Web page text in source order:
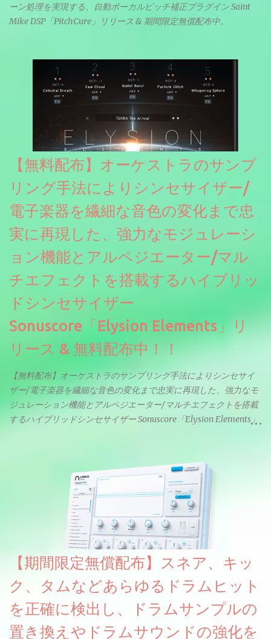
ーン処理を実現する、自動ボーカルピッチ補正プラグイン Saint
Mike DSP「PitchCure」リリース & 期間限定無償配布中。
【無料配布】オーケストラのサンプ
リング手法によりシンセサイザー/
電子楽器を繊細な音色の変化まで忠
実に再現した、強力なモジュレーシ
ョン機能とアルペジエーター/マル
チエフェクトを搭載するハイブリッ
ドシンセサイザー
Sonuscore「Elysion Elements」リ
リース & 無料配布中！！
【無料配布】オーケストラのサンプリング手法によりシンセサイ
ザー/電子楽器を繊細な音色の変化まで忠実に再現した、強力なモ
ジュレーション機能とアルペジエーター/マルチエフェクトを搭載
するハイブリッドシンセサイザー Sonuscore「Elysion Elements」
えるようになっています。総容量も7GBを超えます。複数の設定に
より音色が作りこまれているため、あらかじめアルペジオがプロ
グラムされているプリセットも多いですが、アルペジオを切るこ
とももちろんできます。 ほとんどのシンセライブラリは、音を一
度サンプリングしてベロシティで音量を調整します。 しかし、
ELYSIONは違います。ビンテージシンセを含む様々な音源から、
複数のベロシティレイヤーにわたって録音し、各レイヤーを整形
することで、弱く演奏した場合と強く演奏した場合で、全く異な
る音色が得られます。単に音量を変えただけの同じ音ではありま
せん。
【期間限定無償配布】スネア、キッ
ク、タムなどあらゆるドラムヒット
を正確に検出し、ドラムサンプルの
置き換えやドラムサウンドの強化を